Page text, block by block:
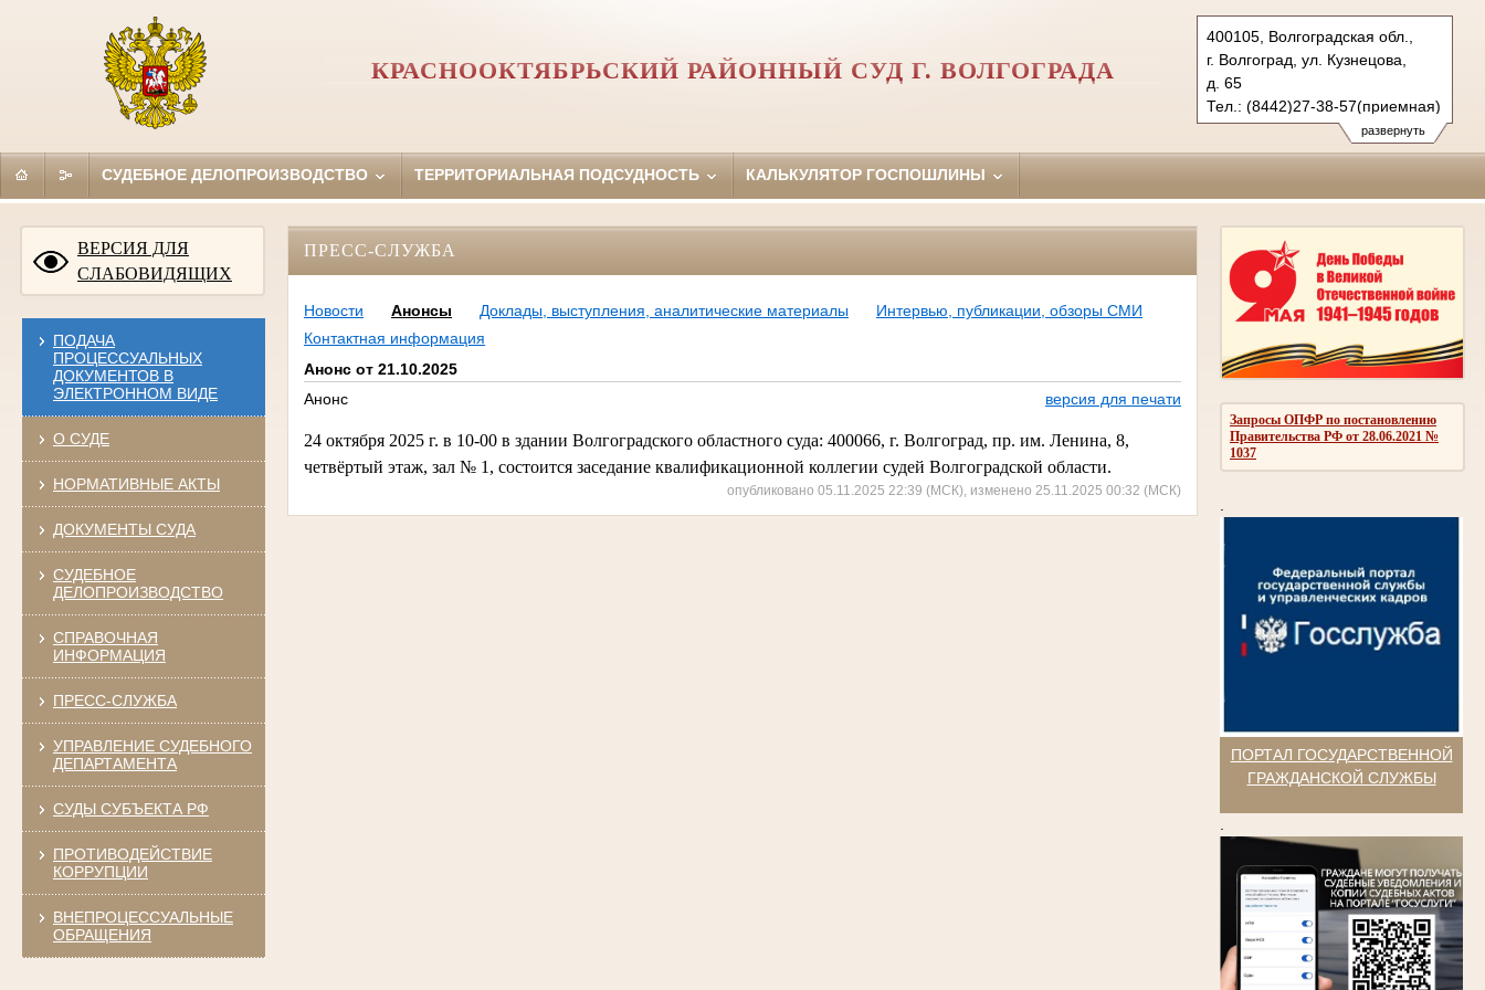
развернуть
400105, Волгоградская обл.,
г. Волгоград, ул. Кузнецова,
д. 65
Тел.: (8442)27-38-57(приемная)
27-38-38 (гр.)
28-25-99 (уг.)
КРАСНООКТЯБРЬСКИЙ РАЙОННЫЙ СУД Г. ВОЛГОГРАДА
СУДЕБНОЕ ДЕЛОПРОИЗВОДСТВО ТЕРРИТОРИАЛЬНАЯ ПОДСУДНОСТЬ КАЛЬКУЛЯТОР ГОСПОШЛИНЫ
ВЕРСИЯ ДЛЯ
СЛАБОВИДЯЩИХ
ПОДАЧА
ПРОЦЕССУАЛЬНЫХ
ДОКУМЕНТОВ В
ЭЛЕКТРОННОМ ВИДЕ
О СУДЕ
НОРМАТИВНЫЕ АКТЫ
ДОКУМЕНТЫ СУДА
СУДЕБНОЕ
ДЕЛОПРОИЗВОДСТВО
СПРАВОЧНАЯ
ИНФОРМАЦИЯ
ПРЕСС-СЛУЖБА
УПРАВЛЕНИЕ СУДЕБНОГО
ДЕПАРТАМЕНТА
СУДЫ СУБЪЕКТА РФ
ПРОТИВОДЕЙСТВИЕ
КОРРУПЦИИ
ВНЕПРОЦЕССУАЛЬНЫЕ
ОБРАЩЕНИЯ
Запросы ОПФР по постановлению
Правительства РФ от 28.06.2021 №
1037
ПОРТАЛ ГОСУДАРСТВЕННОЙ
ГРАЖДАНСКОЙ СЛУЖБЫ
ПРЕСС-СЛУЖБА
Новости Анонсы Доклады, выступления, аналитические материалы
Интервью, публикации, обзоры СМИ
Контактная информация
Анонс от 21.10.2025
Анонс
версия для печати
24 октября 2025 г. в 10-00 в здании Волгоградского областного суда: 400066, г. Волгоград, пр. им. Ленина, 8,
четвёртый этаж, зал № 1, состоится заседание квалификационной коллегии судей Волгоградской области.
опубликовано 05.11.2025 22:39 (МСК), изменено 25.11.2025 00:32 (МСК)